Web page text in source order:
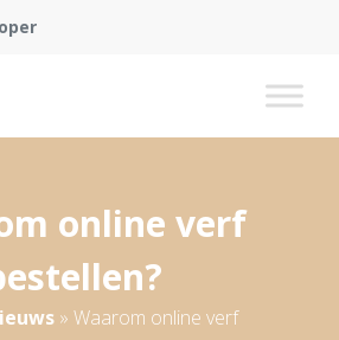
online verf
» Waarom online verf